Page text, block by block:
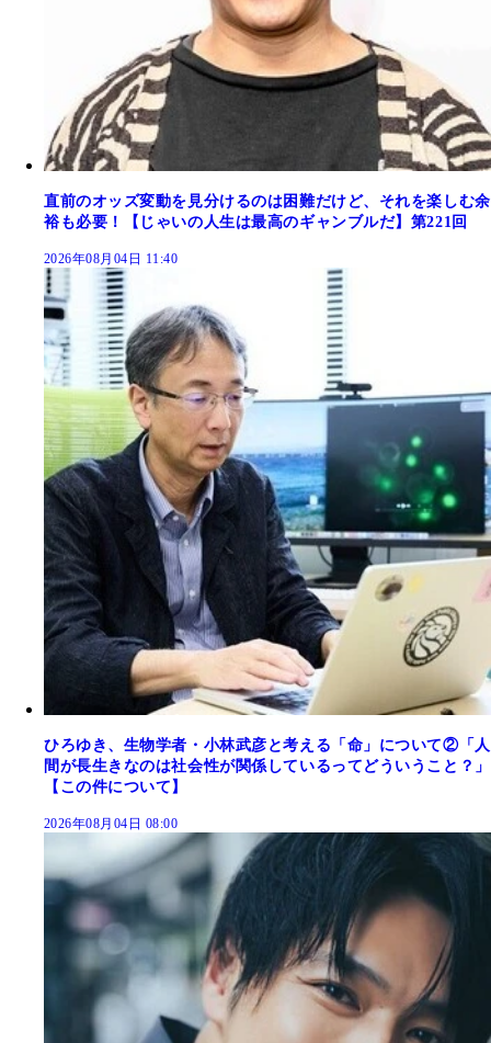
直前のオッズ変動を見分けるのは困難だけど、それを楽しむ余
裕も必要！【じゃいの人生は最高のギャンブルだ】第221回
2026年08月04日 11:40
ひろゆき、生物学者・小林武彦と考える「命」について②「人
間が長生きなのは社会性が関係しているってどういうこと？」
【この件について】
2026年08月04日 08:00